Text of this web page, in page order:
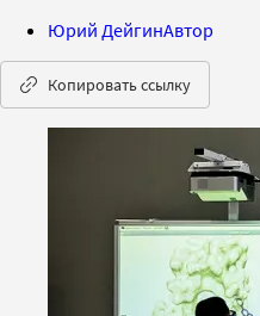
Юрий ДейгинАвтор
Копировать ссылку